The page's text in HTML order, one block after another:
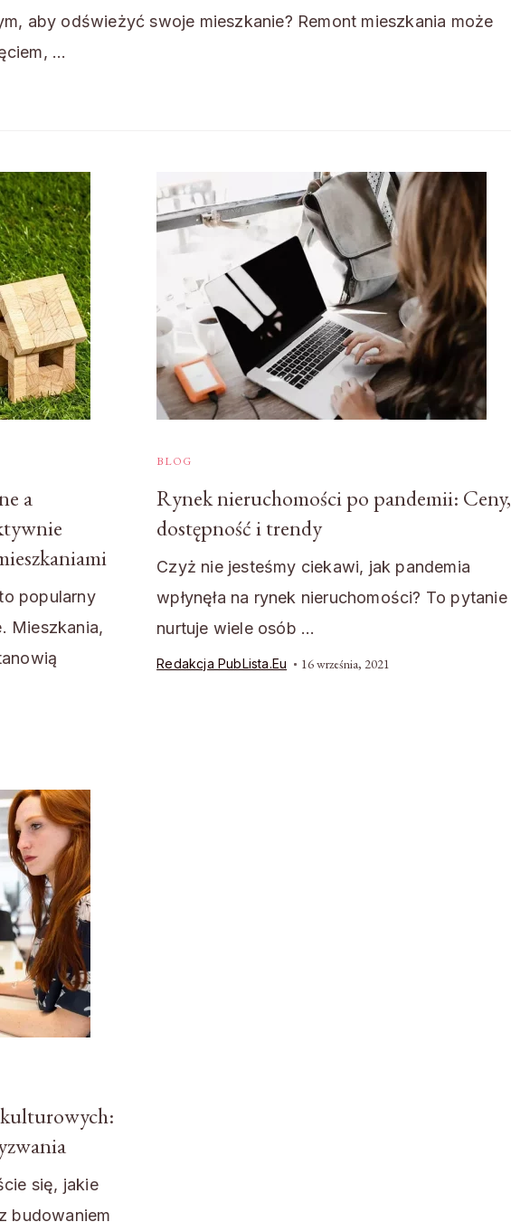
aby odświeżyć swoje mieszkanie? Remont mieszkania może
…
a
popularny
Mieszkania,
BLOG
Rynek nieruchomości po pandemii: Ceny,
dostępność i trendy
Czyż nie jesteśmy ciekawi, jak pandemia
wpłynęła na rynek nieruchomości? To pytanie
nurtuje wiele osób …
Redakcja PubLista.eu 16 września, 2021
się, jakie
budowaniem